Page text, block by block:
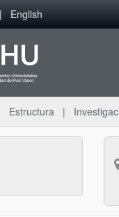
English
Estructura